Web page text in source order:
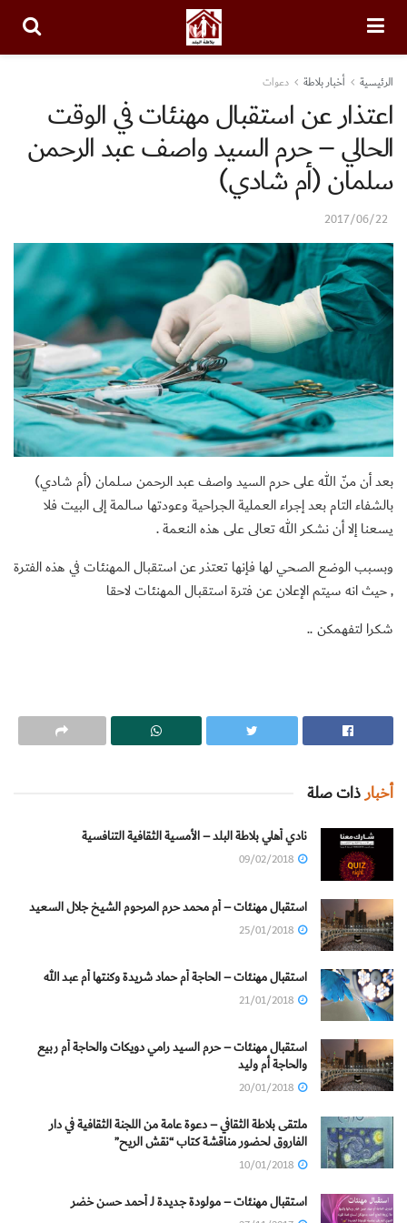
الرئيسية أخبار بلاطة دعوات
اعتذار عن استقبال مهنئات في الوقت
الحالي – حرم السيد واصف عبد الرحمن
سلمان (أم شادي)
2017/06/22
بعد أن منّ الله على حرم السيد واصف عبد الرحمن سلمان (أم شادي)
بالشفاء التام بعد إجراء العملية الجراحية وعودتها سالمة إلى البيت فلا
يسعنا إلا أن نشكر الله تعالى على هذه النعمة .
وبسبب الوضع الصحي لها فإنها تعتذر عن استقبال المهنئات في هذه الفترة
, حيث انه سيتم الإعلان عن فترة استقبال المهنئات لاحقا
شكرا لتفهمكن ..
ذات صلةأخبار
نادي أهلي بلاطة البلد – الأمسية الثقافية التنافسية
استقبال مهنئات – أم محمد حرم المرحوم الشيخ جلال السعيد
استقبال مهنئات – الحاجة أم حماد شريدة وكنتها أم عبد الله
استقبال مهنئات – حرم السيد رامي دويكات والحاجة أم ربيع
والحاجة أم وليد
ملتقى بلاطة الثقافي – دعوة عامة من اللجنة الثقافية في دار
الفاروق لحضور مناقشة كتاب “نقش الريح”
استقبال مهنئات – مولودة جديدة لـ أحمد حسن خضر